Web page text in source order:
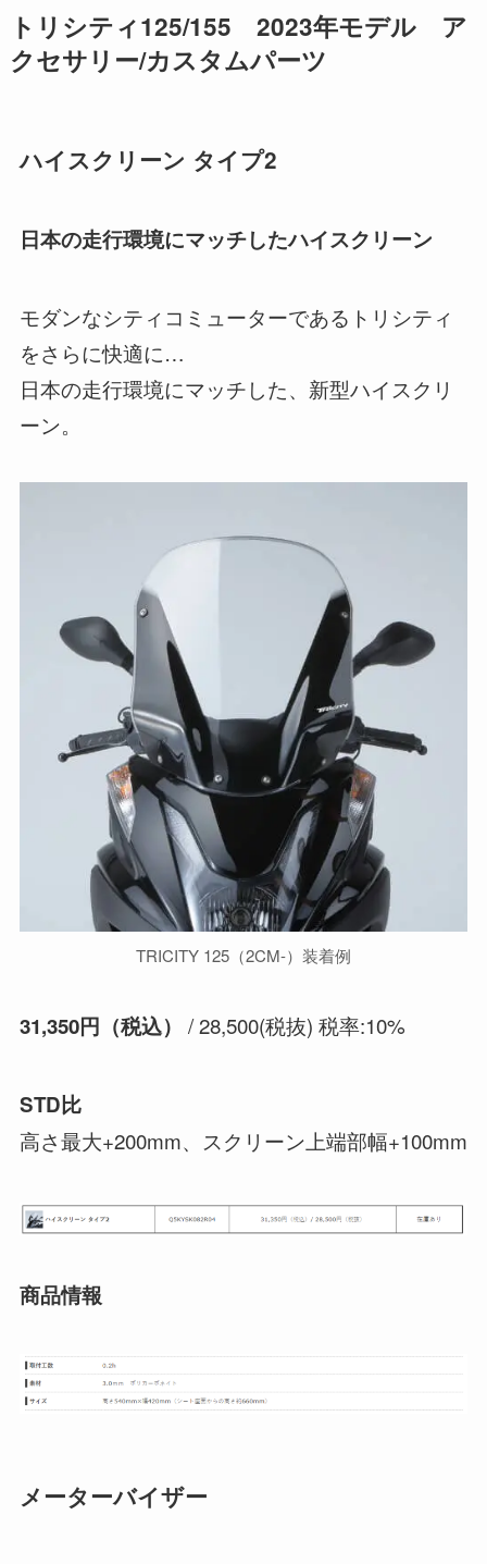
トリシティ125/155 2023年モデル ア
クセサリー/カスタムパーツ
ハイスクリーン タイプ2
日本の走行環境にマッチしたハイスクリーン
モダンなシティコミューターであるトリシティ
をさらに快適に…
日本の走行環境にマッチした、新型ハイスクリ
ーン。
TRICITY 125（2CM-）装着例
31,350円（税込） / 28,500(税抜) 税率:10%
STD比
高さ最大+200mm、スクリーン上端部幅+100mm
商品情報
メーターバイザー